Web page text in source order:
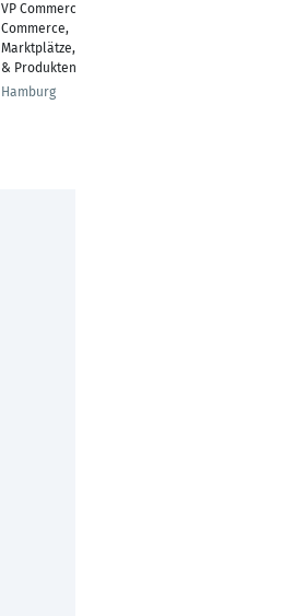
VP Commercial | E-
Commerce,
Marktplätze, Category
& Produktentwicklung
Hamburg